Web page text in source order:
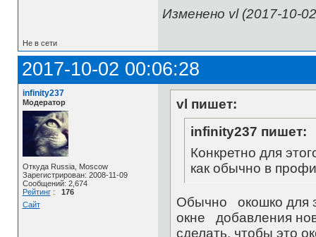
Изменено vl (2017-10-
Не в сети
2017-10-02 00:06:28
infinity237
Модератор
Откуда Russia, Moscow
Зарегистрирован: 2008-11-09
Сообщений: 2,674
Рейтинг: 176
Сайт
vl пишет:
infinity237 пишет:
Конкретно для
как обычно в
Обычно окошко для
окне добавления
сделать, чтобы это